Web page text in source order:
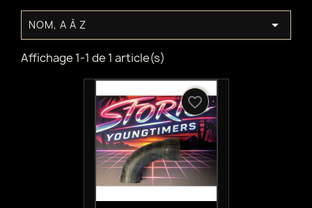
NOM, A À Z 
Affichage 1-1 de 1 article(s)
favorite_border